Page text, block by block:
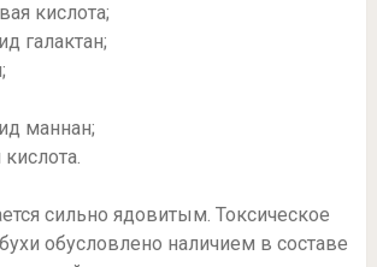
кислота;
галактан;
маннан;
сильно ядовитым. Токсическое
обусловлено наличием в составе